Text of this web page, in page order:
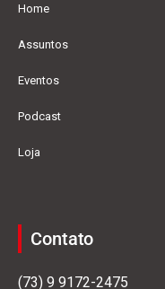
Home
Assuntos
Eventos
Podcast
Loja
Contato
(73) 9 9172-2475